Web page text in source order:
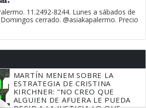
11.2492-8244. Lunes a sábados de
cerrado. @asiakapalermo. Precio
MARTÍN MENEM SOBRE LA
ESTRATEGIA DE CRISTINA
KIRCHNER: "NO CREO QUE
ALGUIEN DE AFUERA LE PUEDA